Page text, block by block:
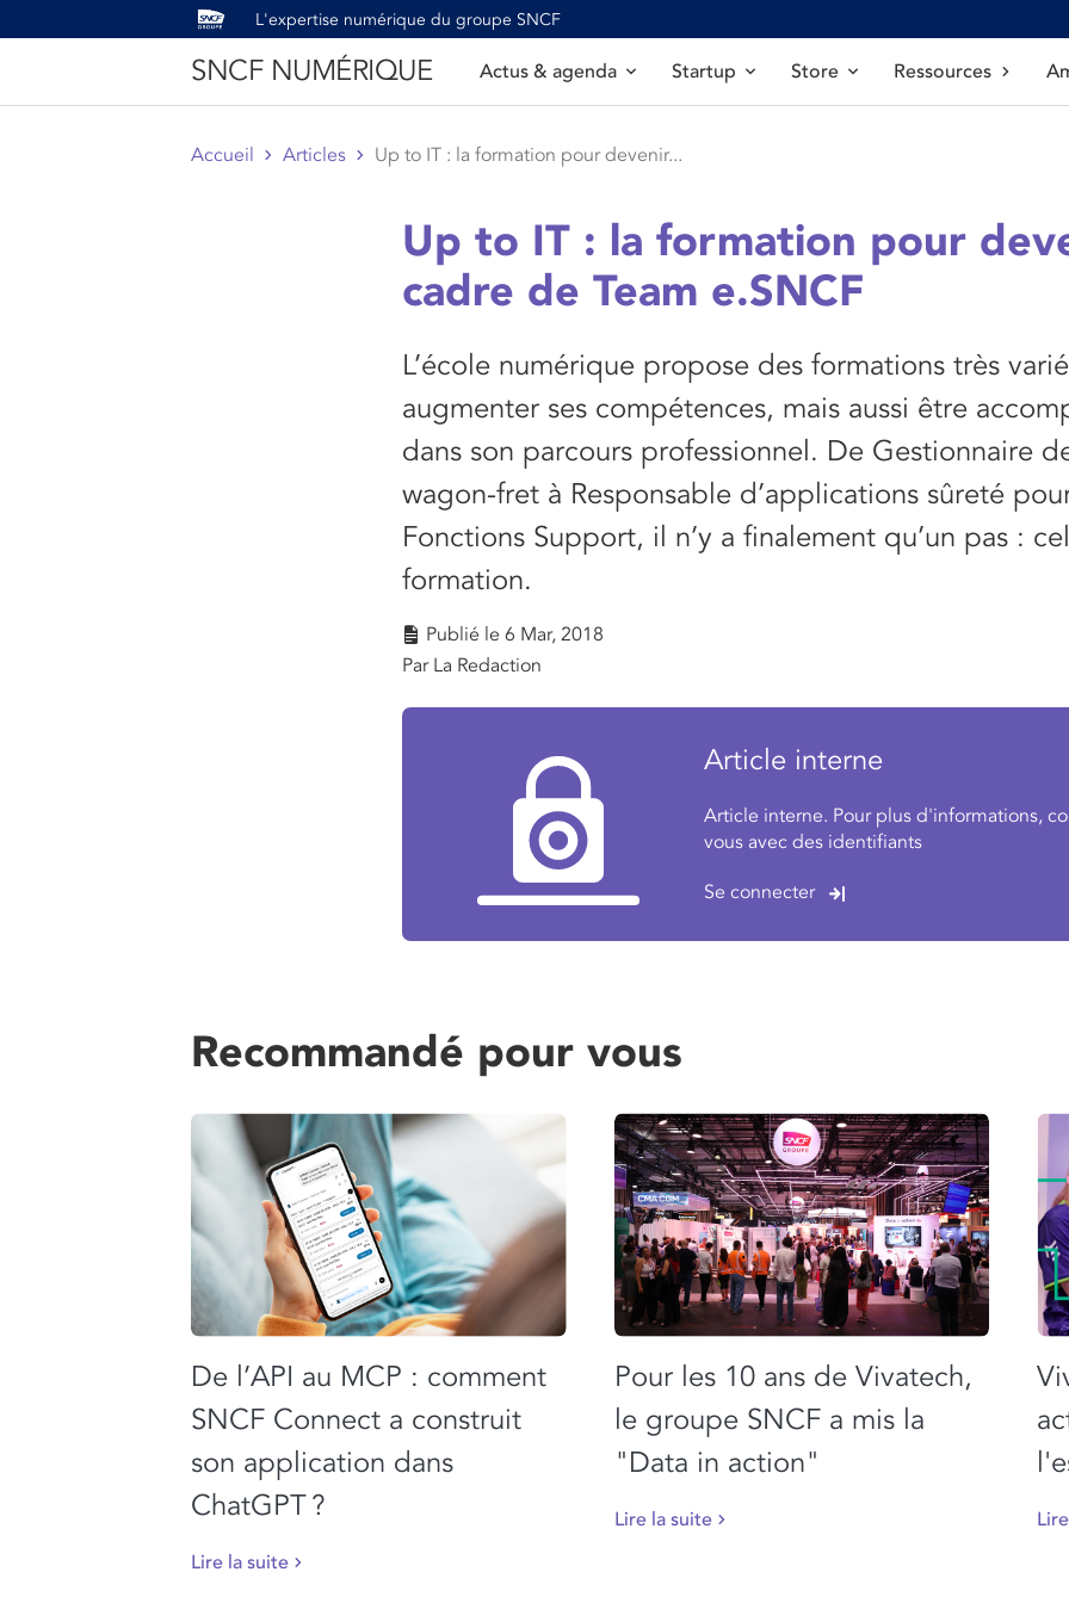
L'expertise numérique du groupe SNCF
SNCF NUMÉRIQUE Actus & agenda Startup Store Ressources
Accueil Articles Up to IT : la formation pour devenir...
Up to IT : la formation pour
cadre de Team e.SNCF
L’école numérique propose des formations très
augmenter ses compétences, mais aussi être
dans son parcours professionnel. De Gestionnaire
wagon-fret à Responsable d’applications sûreté
Fonctions Support, il n’y a finalement qu’un pas :
formation.
Publié le6 Mar, 2018
Par La Redaction
Article interne
Article interne. Pour plus d'informations,
vous avec des identifiants
Se connecter
Recommandé pour vous
De l’API au MCP : comment
SNCF Connect a construit
son application dans
ChatGPT ?
Lire la suite
Pour les 10 ans de Vivatech,
le groupe SNCF a mis la
"Data in action"
Lire la suite